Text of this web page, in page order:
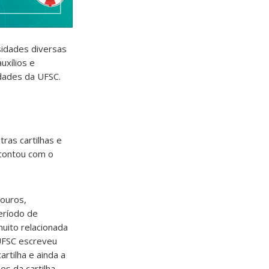
diversas
e
da UFSC.
cartilhas e
com o
de
relacionada
escreveu
e ainda a